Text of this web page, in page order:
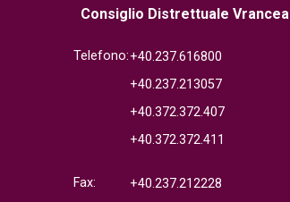
Consiglio Distrettuale Vrancea
Telefono:+40.237.616800
+40.237.213057
+40.372.372.407
+40.372.372.411
Fax:
+40.237.212228